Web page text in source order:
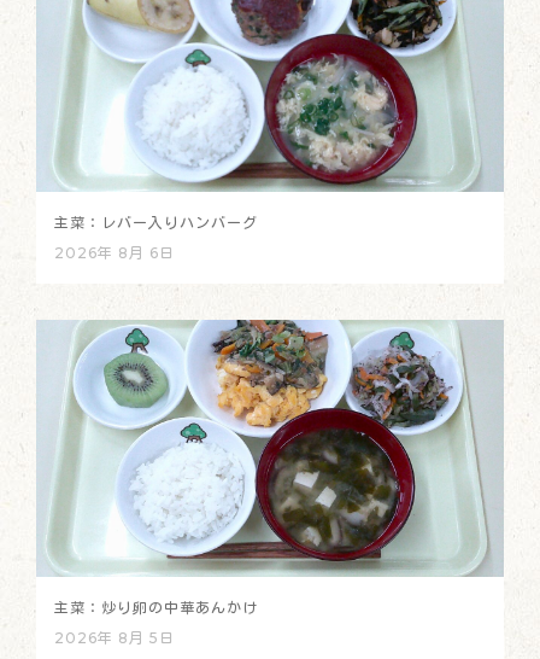
主菜：レバー入りハンバーグ
2026年 8月 6日
主菜：炒り卵の中華あんかけ
2026年 8月 5日